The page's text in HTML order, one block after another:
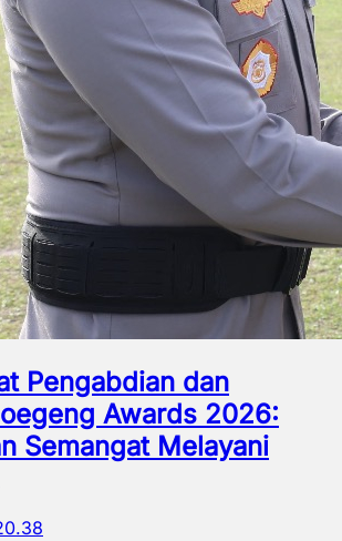
Pengabdian dan
Awards 2026:
Semangat Melayani